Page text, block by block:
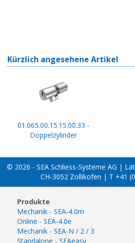
Kürzlich angesehene Artikel
01.065.00.15.15.00.33 -
Doppelzylinder
© 2026 - SEA Schliess-Systeme AG |
CH-3052 Zollikofen | T +41
Produkte
Mechanik - SEA-4.0m
Online - SEA-4.0e
Mechanik - SEA-N / 2 / 3
Standalone - SEAeasy